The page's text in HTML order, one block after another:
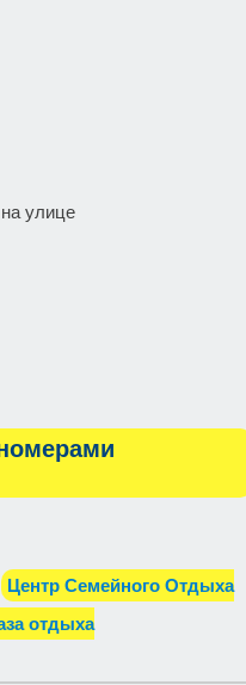
улице
Центр Семейного Отдыха
отдыха